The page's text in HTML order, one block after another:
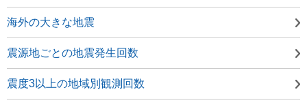
海外の大きな地震
震源地ごとの地震発生回数
震度3以上の地域別観測回数